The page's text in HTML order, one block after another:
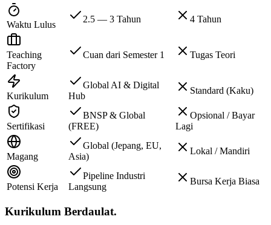
Waktu Lulus
2.5 — 3 Tahun 4 Tahun
Teaching
Factory
Cuan dari Semester 1 Tugas Teori
Kurikulum
Global AI & Digital
Hub
Standard (Kaku)
Sertifikasi
BNSP & Global
(FREE)
Opsional / Bayar
Lagi
Magang
Global (Jepang, EU,
Asia)
Lokal / Mandiri
Potensi Kerja
Pipeline Industri
Langsung
Bursa Kerja Biasa
Kurikulum Berdaulat.